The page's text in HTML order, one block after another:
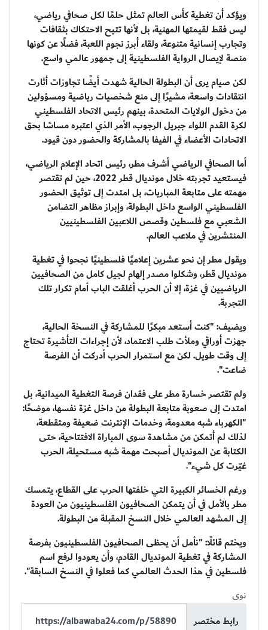
ويؤكد أن تغطية كأس العالم تمثل حلمًا لكل صحافي رياضي،
ليس فقط لقيمتها المهنية، بل لأنها تتيح الاحتكاك بثقافات
وتجارب إنسانية متنوعة، ولقاء أبرز نجوم اللعبة، فضلًا عن كونها
منصة لإيصال الرواية الفلسطينية إلى جمهور عالمي واسع.
لكن صيام يرى أن البطولة الحالية شهدت أيضًا تجاوزات أثارت
انتقادات واسعة، مشيرًا إلى منع شخصيات رياضية ومسؤولين
من دخول الولايات المتحدة، بينهم رئيس الاتحاد الفلسطيني
لكرة القدم اللواء جبريل الرجوب، الأمر الذي اعتبره مساسًا بحق
الاتحادات الأعضاء في الفيفا بالمشاركة والحضور دون قيود.
أما الصحافي الرياضي أشرف مطر، رئيس اتحاد الإعلام الرياضي،
فيستعيد تجربته خلال مونديال قطر 2022، حين لم تقتصر
مهمته على متابعة المباريات، بل امتدت إلى توثيق الحضور
الفلسطيني الواسع داخل البطولة، وإبراز مظاهر التضامن
الشعبي مع فلسطين وقصص اللاعبين الفلسطينيين
المنتشرين في ملاعب العالم.
ويقول مطر إن نحو عشرين إعلاميًا فلسطينيًا نجحوا في تغطية
مونديال قطر، وشكلوا مصدر إلهام لجيل كامل من الصحافيين
الرياضيين في غزة، إلا أن الحرب أغلقت الباب أمام تكرار تلك
التجربة.
ويضيف: "كنت أستعد مبكرًا للمشاركة في النسخة الحالية،
جهزت أوراقي وملأت طلب الاعتماد، لأن إجراءات التأشيرة تحتاج
إلى وقت طويل. لكن مع استمرار الحرب أدركت أن الفرصة
ضاعت".
ولم تقتصر خسارة مطر على فقدان فرصة التغطية الميدانية، بل
امتدت إلى صعوبة متابعة البطولة من داخل غزة نفسها، موضحًا:
"الكهرباء شبه معدومة، وخدمات الإنترنت ضعيفة ومتقطعة،
لذلك لم أتمكن من مشاهدة سوى المباراة الافتتاحية، حتى
الكتابة عن المونديال أصبحت مهمة شبه مستحيلة، الحرب
غيّرت كل شيء".
ورغم الخسائر الكبيرة التي خلفتها الحرب على القطاع، يتمسك
مطر بالأمل في أن يتمكن الصحافيون الفلسطينيون من العودة
إلى المشهد العالمي خلال النسخ المقبلة من البطولة.
ويختم قائلًا: "نأمل أن يحظى الصحافيون الفلسطينيون بفرصة
المشاركة في تغطية المونديال القادم، وأن يعودوا لرفع اسم
فلسطين في هذا الحدث العالمي كما فعلوا في النسخ السابقة".
نوى
رابط مختصر